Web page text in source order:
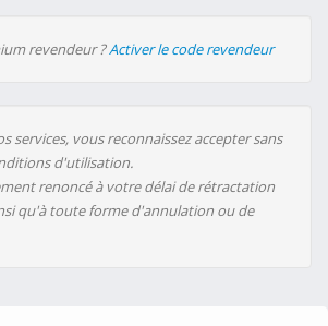
revendeur ?Activer le code revendeur
services, vous reconnaissez accepter sans
d'utilisation.
renoncé à votre délai de rétractation
qu'à toute forme d'annulation ou de